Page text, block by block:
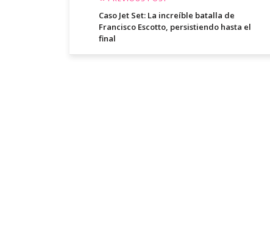
Caso Jet Set: La increíble batalla de
Francisco Escotto, persistiendo hasta el
final